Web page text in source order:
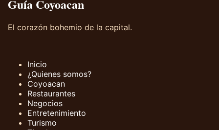
Guía Coyoacan
El corazón bohemio de la capital.
Inicio
¿Quienes somos?
Coyoacan
Restaurantes
Negocios
Entretenimiento
Turismo